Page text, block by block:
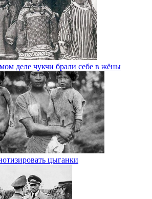
деле чукчи брали себе в жёны
цыганки